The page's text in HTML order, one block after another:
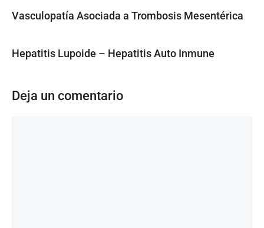
Vasculopatía Asociada a Trombosis Mesentérica
Hepatitis Lupoide – Hepatitis Auto Inmune
Deja un comentario